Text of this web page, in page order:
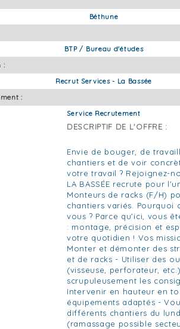
Béthune
BTP / Bureau d'études
:
Recrut Services - La Bassée
:
Service Recrutement
DESCRIPTIF DE L'OFFRE :
Envie de bouger, de
chantiers et de voir
votre travail ? Rejoignez-
LA BASSÉE recrute pour
Monteurs de racks (F/H)
chantiers variés. Pourquoi
vous ? Parce qu'ici, vous
: montage, précision et
votre quotidien ! Vos
Monter et démonter des
et de racks - Utiliser des
(visseuse, perforateur,
scrupuleusement les
Intervenir en hauteur en
équipements adaptés -
différents chantiers du
(ramassage possible